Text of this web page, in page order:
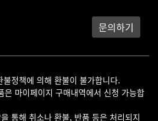
문의하기
정책에 의해 환불이 불가합니다.
마이페이지 구매내역에서 신청 가능합
통해 취소나 환불, 반품 등은 처리되지